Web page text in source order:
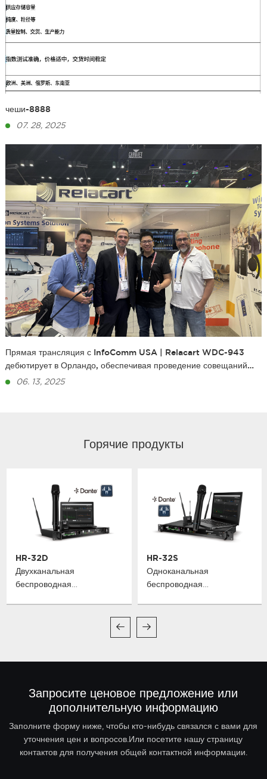
чеши-8888
07. 28, 2025
Прямая трансляция с InfoComm USA | Relacart WDC-943
дебютирует в Орландо, обеспечивая проведение совещаний
без сбоев
06. 13, 2025
Горячие продукты
HR-32D
Двухканальная
беспроводная
HR-32S
Одноканальная
беспроводная
Запросите ценовое предложение или
дополнительную информацию
Заполните форму ниже, чтобы кто-нибудь связался с вами для
уточнения цен и вопросов.Или посетите нашу страницу
контактов для получения общей контактной информации.